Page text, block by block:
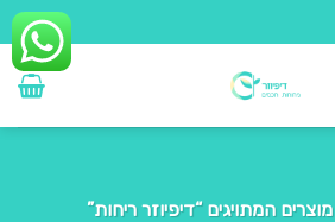
מוצרים המתויגים “דיפיוזר ריחות”